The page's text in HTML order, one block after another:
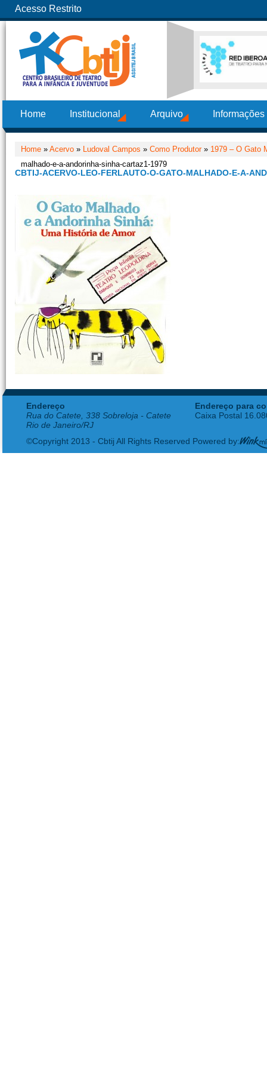
Acesso Restrito
Home Institucional Arquivo
Home » Acervo » Ludoval Campos » Como Produtor» 1979 – O Gato
malhado-e-a-andorinha-sinha-cartaz1-1979
CBTIJ-ACERVO-LEO-FERLAUTO-O-GATO-MALHADO-E-A-
Endereço
Rua do Catete, 338 Sobreloja - Catete
Rio de Janeiro/RJ
Endereço para
Caixa Postal
©Copyright 2013 - Cbtij All Rights Reserved Powered by: